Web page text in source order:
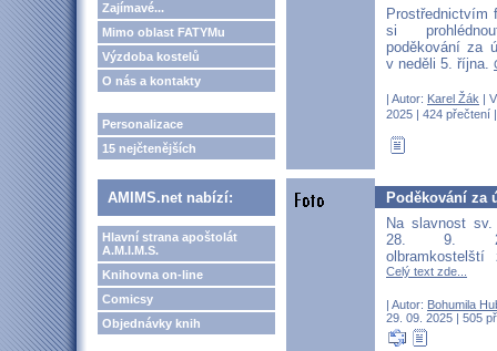
Zajímavé...
Mimo oblast FATYMu
Výzdoba kostelů
O nás a kontakty
Personalizace
15 nejčtenějších
AMIMS.net nabízí:
Hlavní strana apoštolát
A.M.I.M.S.
Knihovna on-line
Comicsy
Objednávky knih
Prostřednictvím
si
poděkování za
v neděli 5. října.
| Autor: Karel Žák |
2025 | 424 přečtení
Poděkování za
Na slavnost
28. 9.
Celý text zde...
| Autor: Bohumila
29. 09. 2025 | 505